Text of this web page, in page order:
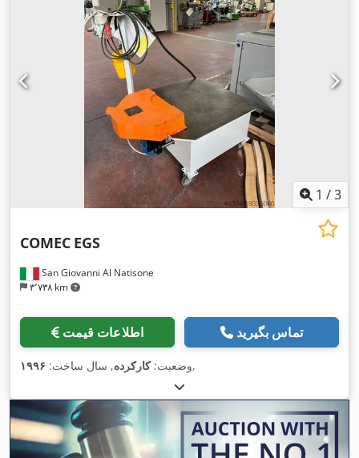
1 /3
San Giovanni Al Natisone
۳٬۷۳۸ km
COMEC EGS
اطلاعات قیمت تماس بگیرید
وضعیت:کارکرده, سال ساخت: ۱۹۹۶ ,